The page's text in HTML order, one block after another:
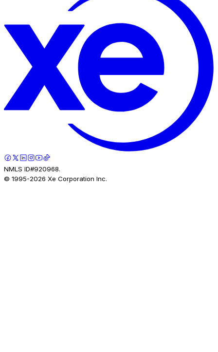
NMLS ID#920968.
© 1995-2026 Xe Corporation Inc.